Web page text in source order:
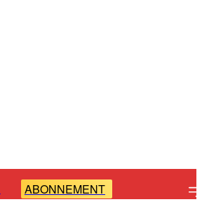
ABONNEMENT